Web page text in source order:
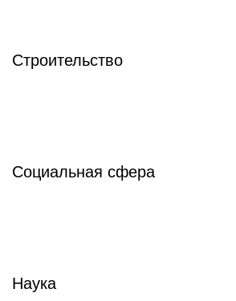
Строительство
Социальная сфера
Наука